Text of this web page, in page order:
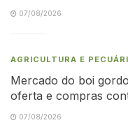
07/08/2026
AGRICULTURA E
Mercado do boi
oferta e compras
07/08/2026